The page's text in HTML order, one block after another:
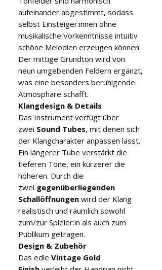
aufeinander abgestimmt, sodass
selbst Einsteiger:innen ohne
musikalische Vorkenntnisse intuitiv
schöne Melodien erzeugen können.
Der mittige Grundton wird von
neun umgebenden Feldern ergänzt,
was eine besonders beruhigende
Atmosphäre schafft.
Klangdesign & Details
Das Instrument verfügt über
zwei Sound Tubes, mit denen sich
der Klangcharakter anpassen lässt.
Ein längerer Tube verstärkt die
tieferen Töne, ein kürzerer die
höheren. Durch die
zwei gegenüberliegenden
Schallöffnungen wird der Klang
realistisch und räumlich sowohl
zum/zur Spieler:in als auch zum
Publikum getragen.
Design & Zubehör
Das edle Vintage Gold